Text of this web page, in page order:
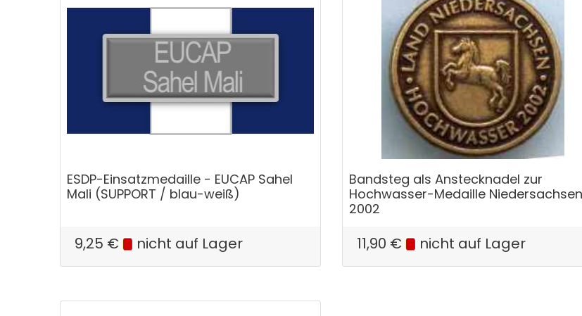
ESDP-Einsatzmedaille - EUCAP Sahel
Mali (SUPPORT / blau-weiß)
9,25 € nicht auf Lager
Bandsteg als Anstecknadel zur
Hochwasser-Medaille Niedersachsen
2002
11,90 € nicht auf Lager